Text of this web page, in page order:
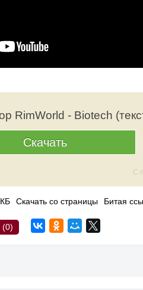
RimWorld - Biotech
Скачать
С
Скачать со страницы Битая
(0)